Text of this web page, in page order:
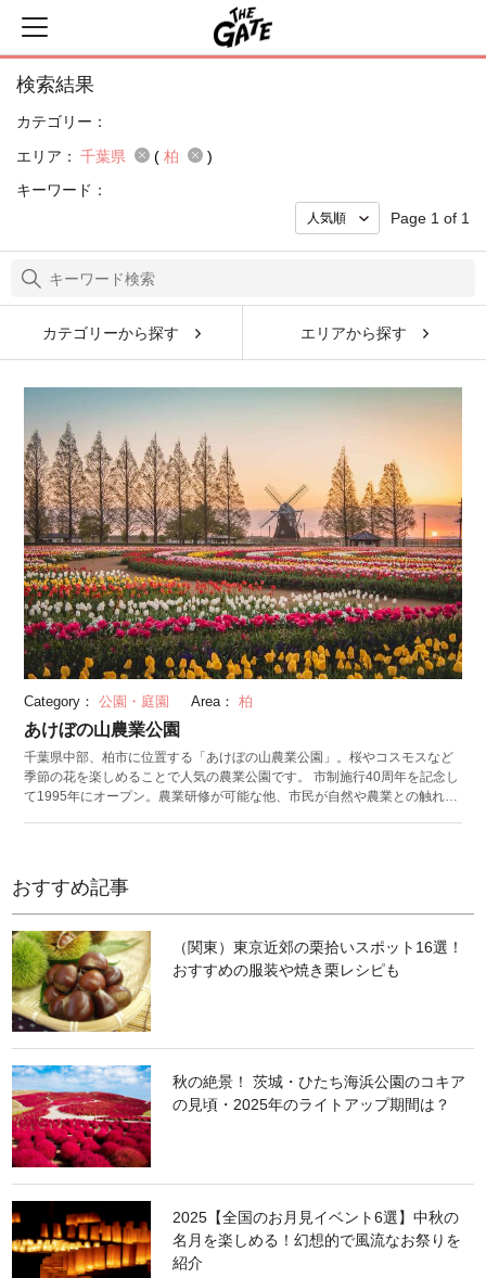
検索結果
カテゴリー：
エリア： 千葉県 ( 柏
)
キーワード：
Page 1 of 1
カテゴリーから探す エリアから探す
Category： 公園・庭園 Area： 柏
あけぼの山農業公園
千葉県中部、柏市に位置する「あけぼの山農業公園」。桜やコスモスなど
季節の花を楽しめることで人気の農業公園です。 市制施行40周年を記念し
て1995年にオープン。農業研修が可能な他、市民が自然や農業との触れ合
プ、秋には100万本の色とりどりのコスモスが咲き誇ります。冬の夜には
この風車がイルミネーションで彩られ、幻想的な空間です。 園内には小さ
な子どもが元気いっぱいに遊べる遊具や屋内キッズルームがあるので、フ
ァミリーに人気の公園です。園内施設「ベジQ」では収穫体験や収穫した
ばかりの野菜でバーベキューができます。
おすすめ記事
（関東）東京近郊の栗拾いスポット16選！
おすすめの服装や焼き栗レシピも
秋の絶景！ 茨城・ひたち海浜公園のコキア
の見頃・2025年のライトアップ期間は？
2025【全国のお月見イベント6選】中秋の
名月を楽しめる！幻想的で風流なお祭りを
紹介